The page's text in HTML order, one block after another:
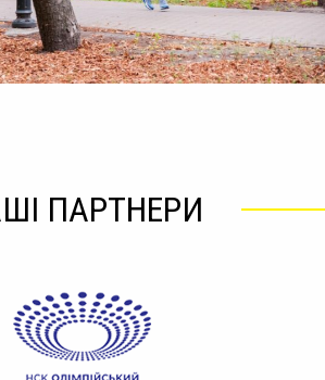
ПАРТНЕРИ